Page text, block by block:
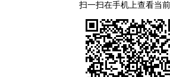
扫一扫在手机上查看当